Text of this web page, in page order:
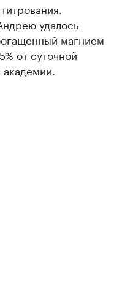
удалось
магнием
от суточной